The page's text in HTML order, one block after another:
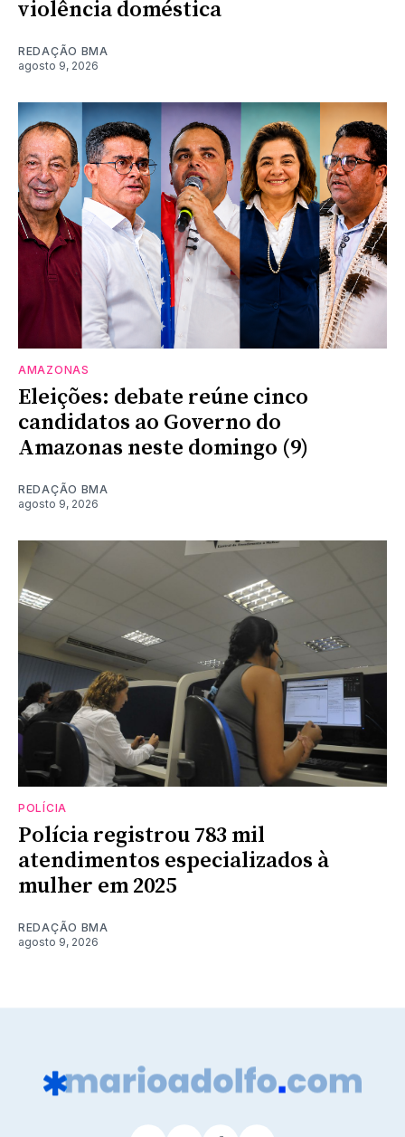
violência doméstica
REDAÇÃO BMA
agosto 9, 2026
AMAZONAS
Eleições: debate reúne cinco
candidatos ao Governo do
Amazonas neste domingo (9)
REDAÇÃO BMA
agosto 9, 2026
POLÍCIA
Polícia registrou 783 mil
atendimentos especializados à
mulher em 2025
REDAÇÃO BMA
agosto 9, 2026